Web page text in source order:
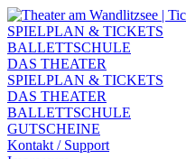
SPIELPLAN & TICKETS
BALLETTSCHULE
DAS THEATER
SPIELPLAN & TICKETS
DAS THEATER
BALLETTSCHULE
GUTSCHEINE
Kontakt / Support